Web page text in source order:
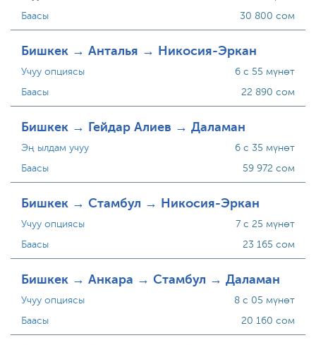
Баасы
30 800 сом
Бишкек → Анталья → Никосия-Эркан
Учуу опциясы
Баасы
6 с 55 мүнөт
22 890 сом
Бишкек → Гейдар Алиев → Даламан
Эң ылдам учуу
Баасы
6 с 35 мүнөт
59 972 сом
Бишкек → Стамбул → Никосия-Эркан
Учуу опциясы
Баасы
7 с 25 мүнөт
23 165 сом
Бишкек → Анкара → Стамбул → Даламан
Учуу опциясы
Баасы
8 с 05 мүнөт
20 160 сом